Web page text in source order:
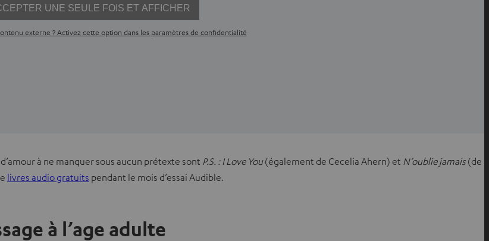
UNE SEULE FOIS ET AFFICHER
externe ? Activez cette option dans les paramètres de confidentialité
à ne manquer sous aucun prétexte sont P.S. : I Love You(également de Cecelia Ahern) et N’oublie jamais (de
livres audio gratuits pendant le mois d’essai Audible.
à l’age adulte